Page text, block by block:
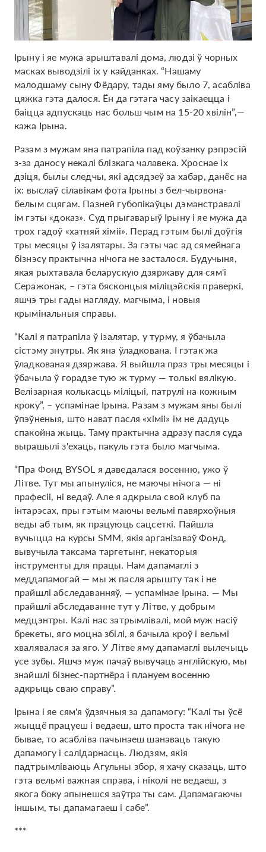
Ірыну і яе мужа арыштавалі дома, людзі ў чорных
масках выводзілі іх у кайданках. “Нашаму
малодшаму сыну Фёдару, тады яму было 7, асабліва
цяжка гэта далося. Ён да гэтага часу заікаецца і
баіцца адпускаць нас больш чым на 15-20 хвілін”,—
кажа Ірына.
Разам з мужам яна патрапіла пад коўзанку рэпрэсій
з-за даносу некалі блізкага чалавека. Хроснае іх
дзіця, былы следчы, які адсядзеў за хабар, данёс на
іх: выслаў сілавікам фота Ірыны з бел-чырвона-
белым сцягам. Пазней губопікаўцы дэманстравалі
ім гэты «доказ». Суд прыгаварыў Ірыну і яе мужа да
трох гадоў «хатняй хіміі». Перад гэтым былі доўгія
тры месяцы ў ізалятары. За гэты час ад сямейнага
бізнэсу практычна нічога не засталося. Будучыня,
якая рыхтавала беларускую дзяржаву для сям'і
Серажонак, – гэта бясконцыя міліцэйскія праверкі,
яшчэ тры гады нагляду, магчыма, і новыя
крымінальныя справы.
“Калі я патрапіла ў ізалятар, у турму, я ўбачыла
сістэму знутры. Як яна ўладкована. І гэтак жа
ўладкованая дзяржава. Я выйшла праз тры месяцы і
ўбачыла ў горадзе тую ж турму — толькі вялікую.
Велізарная колькасць міліцыі, патрулі на кожным
кроку”, – успамінае Ірына. Разам з мужам яны былі
ўпэўненыя, што нават пасля «хіміі» ім не дадуць
спакойна жыць. Таму практычна адразу пасля суда
вырашылі з'ехаць, пакуль гэта было магчыма.
“Пра Фонд BYSOL я даведалася восенню, ужо ў
Літве. Тут мы апынуліся, не маючы нічога — ні
прафесіі, ні ведаў. Але я адкрыла свой клуб па
інтарэсах, пры гэтым маючы вельмі павярхоўныя
веды аб тым, як працуюць сацсеткі. Пайшла
вучыцца на курсы SMM, якія арганізаваў Фонд,
вывучыла таксама таргетынг, некаторыя
інструменты для працы. Нам дапамаглі з
меддапамогай — мы ж пасля арышту так і не
прайшлі абследаванняў, — успамінае Ірына. — Мы
прайшлі абследаванне тут у Літве, у добрым
медцэнтры. Калі нас затрымлівалі, мой муж насіў
брекеты, яго моцна збілі, я бачыла кроў і вельмі
хвалявалася за яго. У Літве яму дапамаглі вылечыць
усе зубы. Яшчэ муж пачаў вывучаць англійскую, мы
знайшлі бізнес-партнёра і плануем восенню
адкрыць сваю справу”.
Ірына і яе сям'я ўдзячныя за дапамогу: “Калі ты ўсё
жыццё працуеш і ведаеш, што проста так нічога не
бывае, то асабліва пачынаеш шанаваць такую ​​
дапамогу і салідарнасць. Людзям, якія
падтрымліваюць Агульны збор, я хачу сказаць, што
гэта вельмі важная справа, і ніколі не ведаеш, з
якога боку апынешся заўтра ты сам. Дапамагаючы
іншым, ты дапамагаеш і сабе”.
***